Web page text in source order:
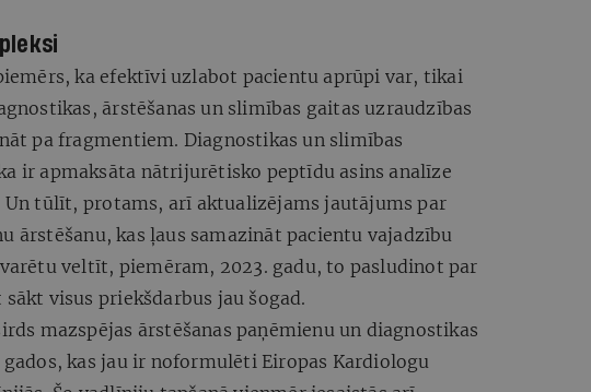
ka efektīvi uzlabot pacientu aprūpi var, tikai
ārstēšanas un slimības gaitas uzraudzības
pa fragmentiem. Diagnostikas un slimības
ir apmaksāta nātrijurētisko peptīdu asins analīze
tūlīt, protams, arī aktualizējams jautājums par
ārstēšanu, kas ļaus samazināt pacientu vajadzību
veltīt, piemēram, 2023. gadu, to pasludinot par
sākt visus priekšdarbus jau šogad.
mazspējas ārstēšanas paņēmienu un diagnostikas
kas jau ir noformulēti Eiropas Kardiologu